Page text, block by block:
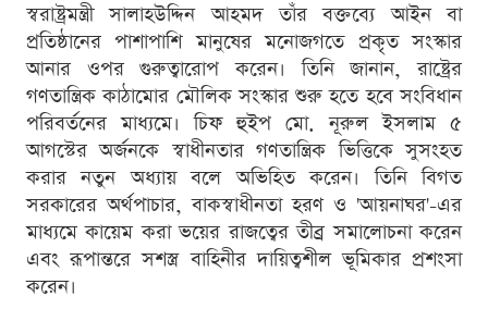
স্বরাষ্ট্রমন্ত্রী সালাহউদ্দিন আহমদ তাঁর বক্তব্যে আইন বা
প্রতিষ্ঠানের পাশাপাশি মানুষের মনোজগতে প্রকৃত সংস্কার
আনার ওপর গুরুত্বারোপ করেন। তিনি জানান, রাষ্ট্রের
গণতান্ত্রিক কাঠামোর মৌলিক সংস্কার শুরু হতে হবে সংবিধান
পরিবর্তনের মাধ্যমে। চিফ হুইপ মো. নূরুল ইসলাম ৫
আগস্টের অর্জনকে স্বাধীনতার গণতান্ত্রিক ভিত্তিকে সুসংহত
করার নতুন অধ্যায় বলে অভিহিত করেন। তিনি বিগত
সরকারের অর্থপাচার, বাকস্বাধীনতা হরণ ও 'আয়নাঘর'-এর
মাধ্যমে কায়েম করা ভয়ের রাজত্বের তীব্র সমালোচনা করেন
এবং রূপান্তরে সশস্ত্র বাহিনীর দায়িত্বশীল ভূমিকার প্রশংসা
করেন।